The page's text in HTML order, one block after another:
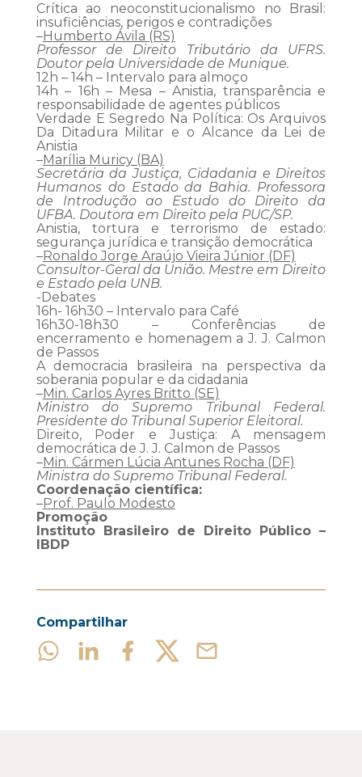
Crítica ao neoconstitucionalismo no Brasil:
insuficiências, perigos e contradições
–Humberto Ávila (RS)
Professor de Direito Tributário da UFRS.
Doutor pela Universidade de Munique.
12h – 14h – Intervalo para almoço
14h – 16h – Mesa – Anistia, transparência e
responsabilidade de agentes públicos
Verdade E Segredo Na Política: Os Arquivos
Da Ditadura Militar e o Alcance da Lei de
Anistia
–Marília Muricy (BA)
Secretária da Justiça, Cidadania e Direitos
Humanos do Estado da Bahia. Professora
de Introdução ao Estudo do Direito da
UFBA. Doutora em Direito pela PUC/SP.
Anistia, tortura e terrorismo de estado:
segurança jurídica e transição democrática
–Ronaldo Jorge Araújo Vieira Júnior (DF)
Consultor-Geral da União. Mestre em Direito
e Estado pela UNB.
-Debates
16h- 16h30 – Intervalo para Café
16h30-18h30 – Conferências de
encerramento e homenagem a J. J. Calmon
de Passos
A democracia brasileira na perspectiva da
soberania popular e da cidadania
–Min. Carlos Ayres Britto (SE)
Ministro do Supremo Tribunal Federal.
Presidente do Tribunal Superior Eleitoral.
Direito, Poder e Justiça: A mensagem
democrática de J. J. Calmon de Passos
–Min. Cármen Lúcia Antunes Rocha (DF)
Ministra do Supremo Tribunal Federal.
Coordenação científica:
–Prof. Paulo Modesto
Promoção
Instituto Brasileiro de Direito Público –
IBDP
Compartilhar